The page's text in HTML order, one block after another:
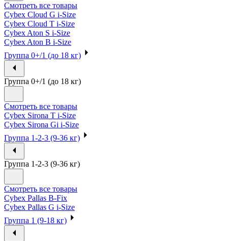
Смотреть все товары
Cybex Cloud G i-Size
Cybex Cloud T i-Size
Cybex Aton S i-Size
Cybex Aton B i-Size
Группа 0+/1 (до 18 кг)
Группа 0+/1 (до 18 кг)
Смотреть все товары
Cybex Sirona T i-Size
Cybex Sirona Gi i-Size
Группа 1-2-3 (9-36 кг)
Группа 1-2-3 (9-36 кг)
Смотреть все товары
Cybex Pallas B-Fix
Cybex Pallas G i-Size
Группа 1 (9-18 кг)